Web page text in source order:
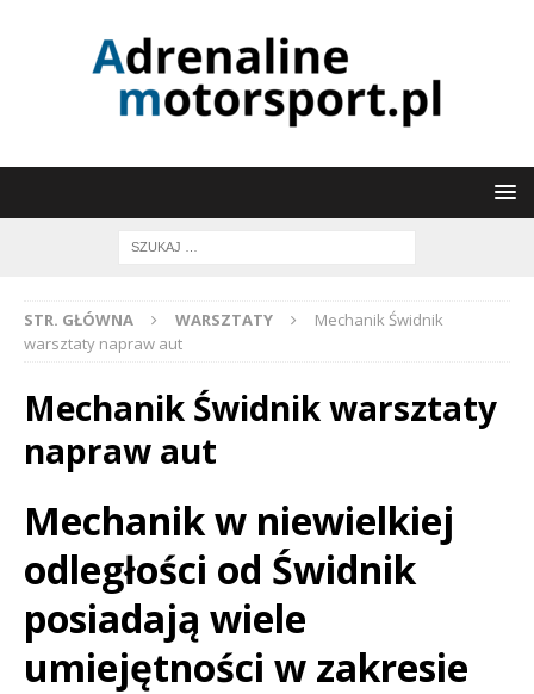
STR. GŁÓWNA WARSZTATY
Mechanik Świdnik
warsztaty napraw aut
Mechanik Świdnik warsztaty
napraw aut
Mechanik w niewielkiej
odległości od Świdnik
posiadają wiele
umiejętności w zakresie